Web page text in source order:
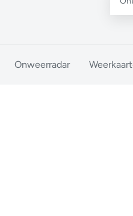
Onweerradar